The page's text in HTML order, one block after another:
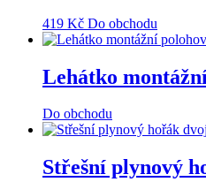
419 Kč Do obchodu
Lehátko
Do obchodu
Střešní plynový